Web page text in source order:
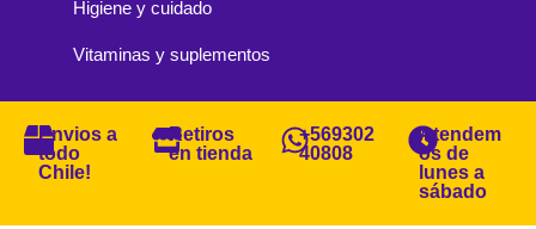
Higiene y cuidado
Vitaminas y suplementos
Envios a
todo
Chile!
Retiros
en tienda
+569302
40808
Atendem
os de
lunes a
sábado